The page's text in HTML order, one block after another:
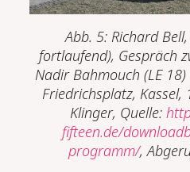
Abb. 5: Richard
fortlaufend), Gespräch
Nadir Bahmouch (LE
Friedrichsplatz,
Klinger, Quelle:
fifteen.de/
programm/,